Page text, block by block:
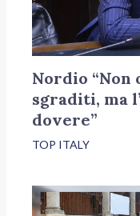
Nordio “Non
sgraditi, ma
dovere”
TOP ITALY